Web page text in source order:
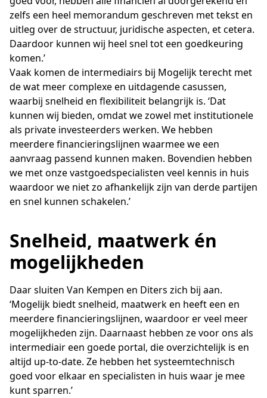
zelfs een heel memorandum geschreven met tekst en
uitleg over de structuur, juridische aspecten, et cetera.
Daardoor kunnen wij heel snel tot een goedkeuring
komen.’
Vaak komen de intermediairs bij Mogelijk terecht met
de wat meer complexe en uitdagende casussen,
waarbij snelheid en flexibiliteit belangrijk is. ‘Dat
kunnen wij bieden, omdat we zowel met institutionele
als private investeerders werken. We hebben
meerdere financieringslijnen waarmee we een
aanvraag passend kunnen maken. Bovendien hebben
we met onze vastgoedspecialisten veel kennis in huis
waardoor we niet zo afhankelijk zijn van derde partijen
en snel kunnen schakelen.’
Snelheid, maatwerk én
mogelijkheden
Daar sluiten Van Kempen en Diters zich bij aan.
‘Mogelijk biedt snelheid, maatwerk en heeft een en
meerdere financieringslijnen, waardoor er veel meer
mogelijkheden zijn. Daarnaast hebben ze voor ons als
intermediair een goede portal, die overzichtelijk is en
altijd up-to-date. Ze hebben het systeemtechnisch
goed voor elkaar en specialisten in huis waar je mee
kunt sparren.’